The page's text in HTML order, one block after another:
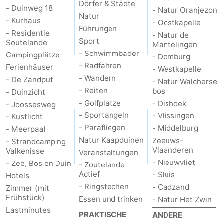
- Duinweg 18
- Kurhaus
- Residentie
Soutelande
Campingplätze
Ferienhäuser
- De Zandput
- Duinzicht
- Joossesweg
- Kustlicht
- Meerpaal
- Strandcamping
Valkenisse
- Zee, Bos en Duin
Hotels
Zimmer (mit
Frühstück)
Lastminutes
Dörfer & Städte
Natur
Führungen
Sport
- Schwimmbader
- Radfahren
- Wandern
- Reiten
- Golfplatze
- Sportangeln
- Parafliegen
Natur Kaapduinen
Veranstaltungen
- Zoutelande
Actief
- Ringstechen
Essen und trinken
PRAKTISCHE
- Natur Oranjezon
- Oostkapelle
- Natur de
Mantelingen
- Domburg
- Westkapelle
- Natur Walcherse
bos
- Dishoek
- Vlissingen
- Middelburg
Zeeuws-
Vlaanderen
- Nieuwvliet
- Sluis
- Cadzand
- Natur Het Zwin
ANDERE